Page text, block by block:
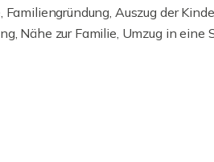
Auszug der
Nähe zur Familie, Umzug in eine